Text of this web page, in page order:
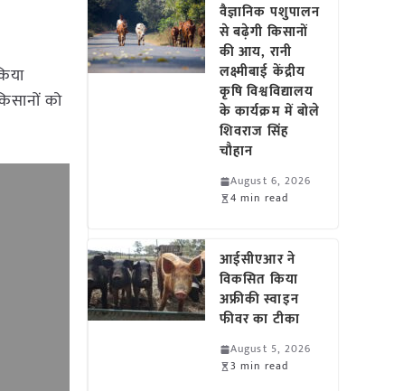
को
वैज्ञानिक पशुपालन
से बढ़ेगी किसानों
की आय, रानी
लक्ष्मीबाई केंद्रीय
कृषि विश्वविद्यालय
के कार्यक्रम में बोले
शिवराज सिंह
चौहान
August 6, 2026
4 min read
आईसीएआर ने
विकसित किया
अफ्रीकी स्वाइन
फीवर का टीका
August 5, 2026
3 min read